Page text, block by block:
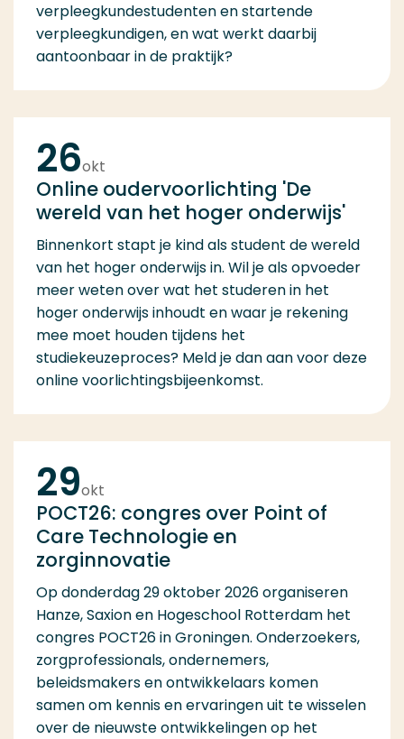
verpleegkundestudenten en startende
verpleegkundigen, en wat werkt daarbij
aantoonbaar in de praktijk?
Online oudervoorlichting 'De
wereld van het hoger onderwijs'
Binnenkort stapt je kind als student de wereld
van het hoger onderwijs in. Wil je als opvoeder
meer weten over wat het studeren in het
hoger onderwijs inhoudt en waar je rekening
mee moet houden tijdens het
studiekeuzeproces? Meld je dan aan voor deze
online voorlichtingsbijeenkomst.
26okt
POCT26: congres over Point of
Care Technologie en
zorginnovatie
Op donderdag 29 oktober 2026 organiseren
Hanze, Saxion en Hogeschool Rotterdam het
congres POCT26 in Groningen. Onderzoekers,
zorgprofessionals, ondernemers,
beleidsmakers en ontwikkelaars komen
samen om kennis en ervaringen uit te wisselen
over de nieuwste ontwikkelingen op het
29okt